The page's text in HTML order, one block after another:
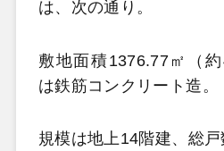
は、次の通り。
敷地面積1376.77㎡（
は鉄筋コンクリート造。
規模は地上14階建、総戸